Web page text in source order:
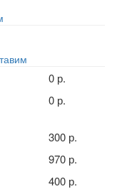
0 р.
0 р.
300 р.
970 р.
400 р.